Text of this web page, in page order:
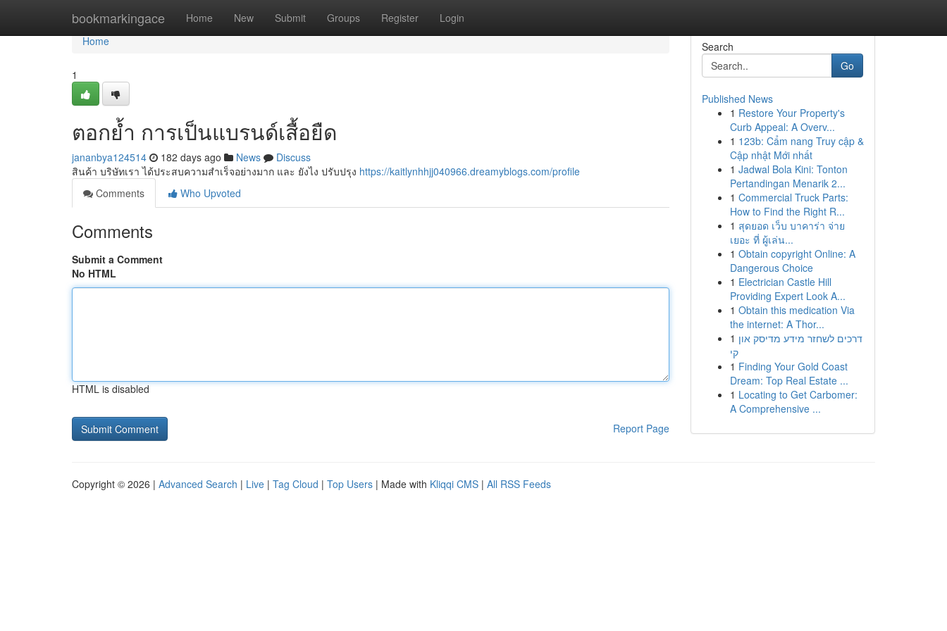
bookmarkingace Home New Submit Groups Register Login
Home
Home
1
ตอกย้ำ การเป็นแบรนด์เสื้อยืด
jananbya124514 182 days ago News
Discuss
สินค้า บริษัทเรา ได้ประสบความสำเร็จอย่างมาก และ ยังไง ปรับปรุง https://kaitlynhhjj040966.dreamyblogs.com/profile
Comments
Who Upvoted
Comments
Submit a Comment
No HTML
HTML is disabled
Report Page
Search
Go
Published News
1 Restore Your Property's
Curb Appeal: A Overv...
1 123b: Cẩm nang Truy cập &
Cập nhật Mới nhất
1 Jadwal Bola Kini: Tonton
Pertandingan Menarik 2...
1 Commercial Truck Parts:
How to Find the Right R...
1 สุดยอด เว็บ บาคาร่า จ่าย
เยอะ ที่ ผู้เล่น...
1 Obtain copyright Online: A
Dangerous Choice
1 Electrician Castle Hill
Providing Expert Look A...
1 Obtain this medication Via
the internet: A Thor...
1 דרכים לשחזר מידע מדיסק און
קי
1 Finding Your Gold Coast
Dream: Top Real Estate ...
1 Locating to Get Carbomer:
A Comprehensive ...
Copyright © 2026 | Advanced Search | Live | Tag Cloud | Top Users | Made with Kliqqi CMS | All RSS Feeds